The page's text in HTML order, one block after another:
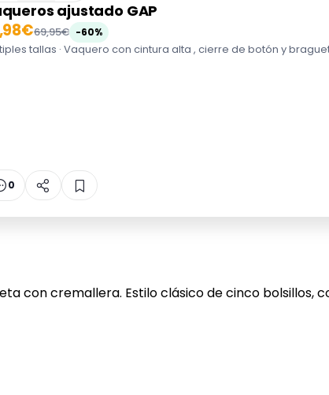
ajustado GAP
69,95€ -60%
tallas · Vaquero con cintura alta , cierre de botón y
0
con cremallera. Estilo clásico de cinco bolsillos,